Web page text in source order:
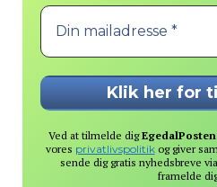
Ved at tilmelde dig
vores privatlivspolitikog giver
sende dig gratis nyhedsbreve
framelde